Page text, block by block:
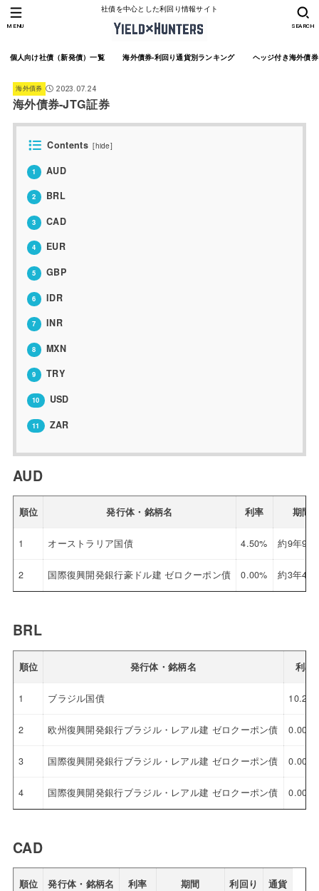
社債を中心とした利回り情報サイト
個人向け社債（新発債）一覧 海外債券-利回り通貨別ランキング ヘッジ付き海外債
SEARCH
MENU
海外債券 2023.07.24
海外債券-JTG証券
Contents [hide]
1 AUD
2 BRL
3 CAD
4 EUR
5 GBP
6 IDR
7 INR
8 MXN
9 TRY
10 USD
11 ZAR
AUD
順位 発行体・銘柄名 利率 期間
1 オーストラリア国債 4.50% 約9年9ヶ
2 国際復興開発銀行豪ドル建 ゼロクーポン債 0.00% 約3年4ヶ
BRL
順位 発行体・銘柄名 利率
1 ブラジル国債
2 欧州復興開発銀行ブラジル・レアル建 ゼロクーポン債 0.00%
3 国際復興開発銀行ブラジル・レアル建 ゼロクーポン債 0.00%
4 国際復興開発銀行ブラジル・レアル建 ゼロクーポン債 0.00%
CAD
順位 発行体・銘柄名 利率 期間 利回り 通貨